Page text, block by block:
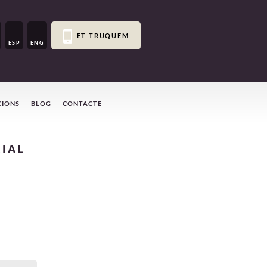
ESP ENG
ET TRUQUEM
BLOG CONTACTE